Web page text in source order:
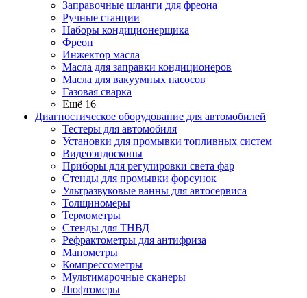
Заправочные шланги для фреона
Ручные станции
Наборы кондиционерщика
Фреон
Инжектор масла
Масла для заправки кондиционеров
Масла для вакуумных насосов
Газовая сварка
Ещё 16
Диагностическое оборудование для автомобилей
Тестеры для автомобиля
Установки для промывки топливных систем
Видеоэндоскопы
Приборы для регулировки света фар
Стенды для промывки форсунок
Ультразвуковые ванны для автосервиса
Толщиномеры
Термометры
Стенды для ТНВД
Рефрактометры для антифриза
Манометры
Компрессометры
Мультимарочные сканеры
Люфтомеры